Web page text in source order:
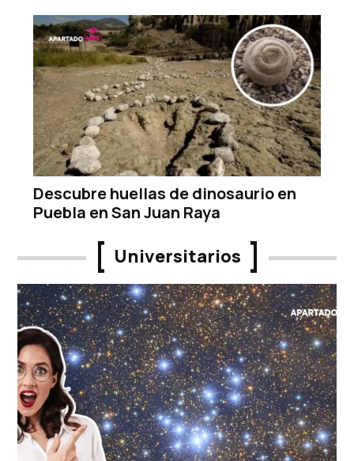
Descubre huellas de dinosaurio en
Puebla en San Juan Raya
Universitarios